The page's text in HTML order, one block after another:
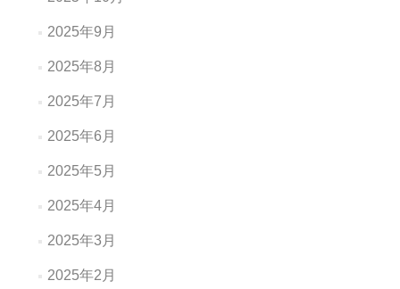
2025年9月
2025年8月
2025年7月
2025年6月
2025年5月
2025年4月
2025年3月
2025年2月